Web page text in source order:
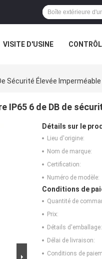
VISITE D'USINE
Sécurité Élevée
IP65 6 de DB de
Détails sur le
Lieu d'origine:
Nom de marque:
Certification:
Numéro de modèle:
Conditions de
Quantité de
Prix:
Détails d'emballage:
Délai de livraison:
Conditions de